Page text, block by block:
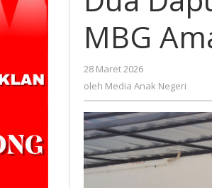
MBG
28 Maret 2026
Media
Anak
oleh Media Anak Negeri